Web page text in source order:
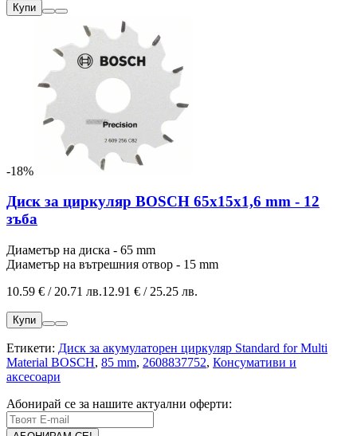
Купи
-18%
Диск за циркуляр BOSCH 65x15x1,6 mm - 12
зъба
Диаметър на диска - 65 mm
Диаметър на вътрешния отвор - 15 mm
10.59 € / 20.71 лв.12.91 € / 25.25 лв.
Купи
Етикети: Диск за акумулаторен циркуляр Standard for Multi
Material BOSCH, 85 mm, 2608837752, Консумативи и
аксесоари
Абонирай се за нашите актуални оферти: